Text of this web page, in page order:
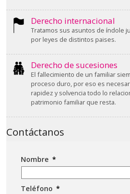
Derecho internacional
Tratamos sus asuntos de índole
por leyes de distintos paises.
Derecho de sucesiones
El fallecimiento de un familiar
proceso duro, por eso es
rapidez y solvencia todo lo
patrimonio familiar que resta.
Contáctanos
Nombre *
Teléfono *